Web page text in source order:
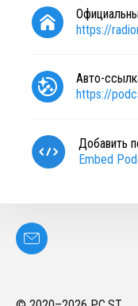
https://
Авто-
https://
Добавить
Embed